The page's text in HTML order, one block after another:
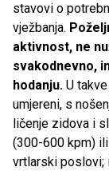
stavovi o
vježbanja.
aktivnost, ne
svakodnevno,
hodanju. U
umjereni, s
ličenje zidova i
(300-600 kpm)
vrtlarski poslovi;